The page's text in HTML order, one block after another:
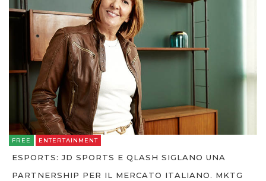
FREE ENTERTAINMENT
ESPORTS: JD SPORTS E QLASH SIGLANO UNA
PARTNERSHIP PER IL MERCATO ITALIANO. MKTG